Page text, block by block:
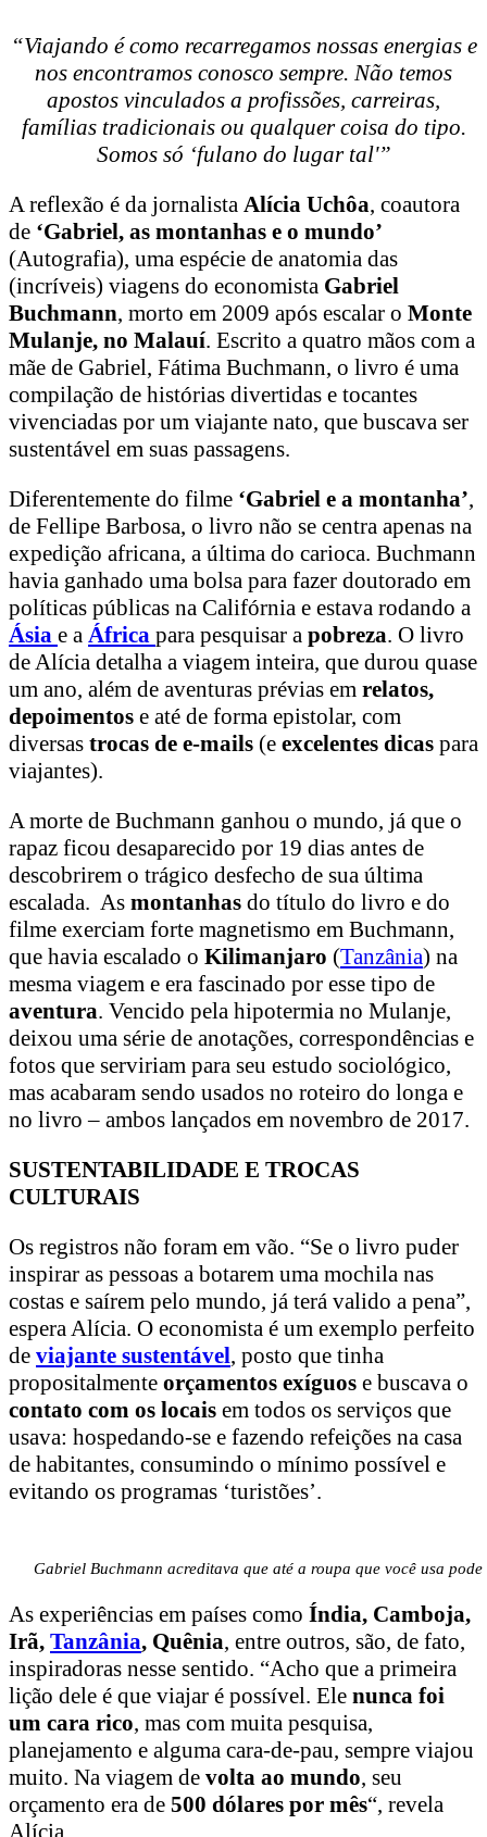
“Viajando é como recarregamos nossas energias e
nos encontramos conosco sempre. Não temos
apostos vinculados a profissões, carreiras,
famílias tradicionais ou qualquer coisa do tipo.
Somos só ‘fulano do lugar tal'”
A reflexão é da jornalista Alícia Uchôa, coautora
de ‘Gabriel, as montanhas e o mundo’
(Autografia), uma espécie de anatomia das
(incríveis) viagens do economista Gabriel
Buchmann, morto em 2009 após escalar o Monte
Mulanje, no Malauí. Escrito a quatro mãos com a
mãe de Gabriel, Fátima Buchmann, o livro é uma
compilação de histórias divertidas e tocantes
vivenciadas por um viajante nato, que buscava ser
sustentável em suas passagens.
Diferentemente do filme ‘Gabriel e a montanha’,
de Fellipe Barbosa, o livro não se centra apenas na
expedição africana, a última do carioca. Buchmann
havia ganhado uma bolsa para fazer doutorado em
políticas públicas na Califórnia e estava rodando a
Ásia e a África para pesquisar a pobreza. O livro
de Alícia detalha a viagem inteira, que durou quase
um ano, além de aventuras prévias em relatos,
depoimentos e até de forma epistolar, com
diversas trocas de e-mails (e excelentes dicas para
viajantes).
A morte de Buchmann ganhou o mundo, já que o
rapaz ficou desaparecido por 19 dias antes de
descobrirem o trágico desfecho de sua última
escalada. As montanhas do título do livro e do
filme exerciam forte magnetismo em Buchmann,
que havia escalado o Kilimanjaro (Tanzânia) na
mesma viagem e era fascinado por esse tipo de
aventura. Vencido pela hipotermia no Mulanje,
deixou uma série de anotações, correspondências e
fotos que serviriam para seu estudo sociológico,
mas acabaram sendo usados no roteiro do longa e
no livro – ambos lançados em novembro de 2017.
SUSTENTABILIDADE E TROCAS
CULTURAIS
Os registros não foram em vão. “Se o livro puder
inspirar as pessoas a botarem uma mochila nas
costas e saírem pelo mundo, já terá valido a pena”,
espera Alícia. O economista é um exemplo perfeito
de viajante sustentável, posto que tinha
propositalmente orçamentos exíguos e buscava o
contato com os locais em todos os serviços que
usava: hospedando-se e fazendo refeições na casa
de habitantes, consumindo o mínimo possível e
evitando os programas ‘turistões’.
Gabriel Buchmann acreditava que até a roupa que você usa
As experiências em países como Índia, Camboja,
Irã, Tanzânia, Quênia, entre outros, são, de fato,
inspiradoras nesse sentido. “Acho que a primeira
lição dele é que viajar é possível. Ele nunca foi
um cara rico, mas com muita pesquisa,
planejamento e alguma cara-de-pau, sempre viajou
muito. Na viagem de volta ao mundo, seu
orçamento era de 500 dólares por mês“, revela